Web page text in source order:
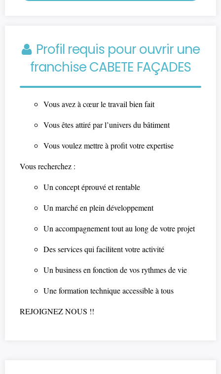
Profil requis pour ouvrir une
franchise CABETE FAÇADES
Vous avez à cœur le travail bien fait
Vous êtes attiré par l’univers du bâtiment
Vous voulez mettre à profit votre expertise
Vous recherchez :
Un concept éprouvé et rentable
Un marché en plein développement
Un accompagnement tout au long de votre projet
Des services qui facilitent votre activité
Un business en fonction de vos rythmes de vie
Une formation technique accessible à tous
REJOIGNEZ NOUS !!